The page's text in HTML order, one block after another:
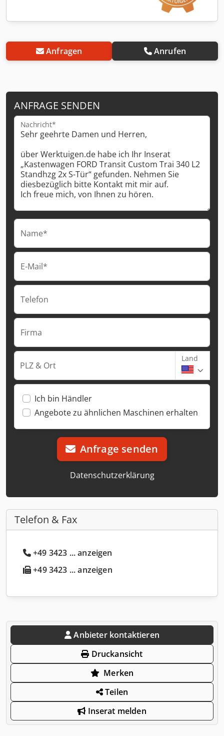
Anfragen Anrufen
ANFRAGE SENDEN
Nachricht*
Name*
E-Mail*
Telefon
Firma
PLZ & Ort
Land
Ich bin Händler
Angebote zu ähnlichen Maschinen erhalten
Anfrage senden
Datenschutzerklärung
Telefon & Fax
+49 3423 ... anzeigen
+49 3423 ... anzeigen
Anbieter kontaktieren
Druckansicht
Merken
Teilen
Inserat melden